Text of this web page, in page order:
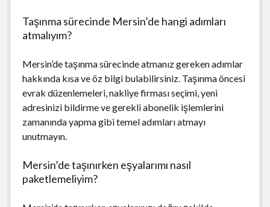
Taşınma sürecinde Mersin’de hangi adımları
atmalıyım?
Mersin’de taşınma sürecinde atmanız gereken adımlar
hakkında kısa ve öz bilgi bulabilirsiniz. Taşınma öncesi
evrak düzenlemeleri, nakliye firması seçimi, yeni
adresinizi bildirme ve gerekli abonelik işlemlerini
zamanında yapma gibi temel adımları atmayı
unutmayın.
Mersin’de taşınırken eşyalarımı nasıl
paketlemeliyim?